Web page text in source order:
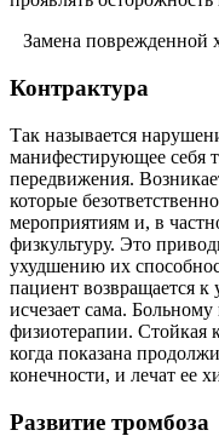
Замена поврежденной
Контрактура
Так называется
манифестирующее себя
передвижения.
которые
мероприятиям и, в
физкультуру. Это
ухудшению их
пациент возвращается
исчезает сама.
физиотерапии. Стойкая
когда показана
конечности, и лечат ее
Развитие тромбоза